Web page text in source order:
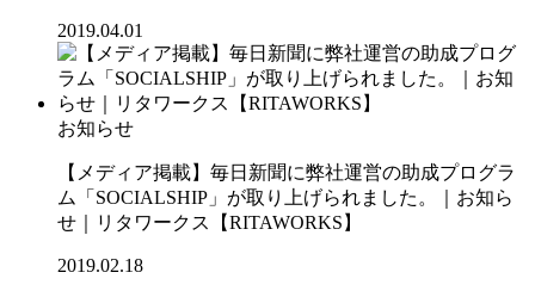
2019.04.01
お知らせ
【メディア掲載】毎日新聞に弊社運営の助成プログラ
ム「SOCIALSHIP」が取り上げられました。｜お知ら
せ｜リタワークス【RITAWORKS】
2019.02.18